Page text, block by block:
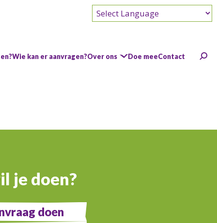
Powered by
Wie kan er aanvragen?Over ons Doe meeContact
je doen?
doen